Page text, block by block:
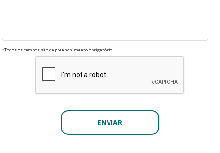
*Todos os campos são de preenchimento obrigatório.